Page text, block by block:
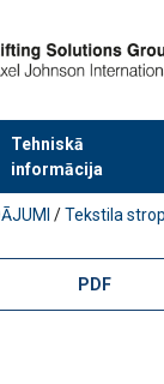
Tehniskā
informācija
/Tekstila
PDF